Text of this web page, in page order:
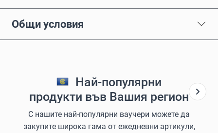
Общи условия
Най-популярни
продукти във Вашия регион
С нашите най-популярни ваучери можете да
закупите широка гама от ежедневни артикули,